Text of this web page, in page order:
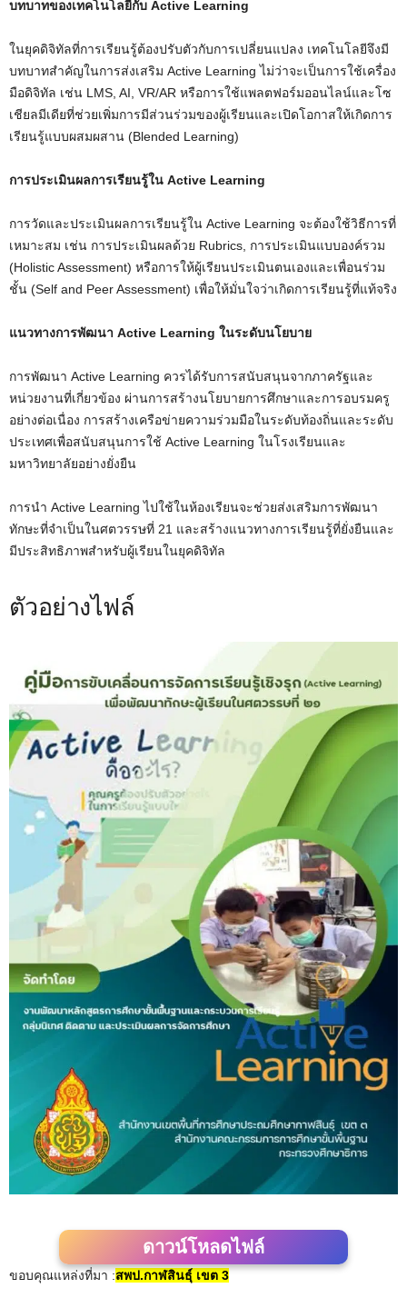
บทบาทของเทคโนโลยีกับ Active Learning
ในยุคดิจิทัลที่การเรียนรู้ต้องปรับตัวกับการเปลี่ยนแปลง เทคโนโลยีจึงมี
บทบาทสำคัญในการส่งเสริม Active Learning ไม่ว่าจะเป็นการใช้เครื่อง
มือดิจิทัล เช่น LMS, AI, VR/AR หรือการใช้แพลตฟอร์มออนไลน์และโซ
เชียลมีเดียที่ช่วยเพิ่มการมีส่วนร่วมของผู้เรียนและเปิดโอกาสให้เกิดการ
เรียนรู้แบบผสมผสาน (Blended Learning)
การประเมินผลการเรียนรู้ใน Active Learning
การวัดและประเมินผลการเรียนรู้ใน Active Learning จะต้องใช้วิธีการที่
เหมาะสม เช่น การประเมินผลด้วย Rubrics, การประเมินแบบองค์รวม
(Holistic Assessment) หรือการให้ผู้เรียนประเมินตนเองและเพื่อนร่วม
ชั้น (Self and Peer Assessment) เพื่อให้มั่นใจว่าเกิดการเรียนรู้ที่แท้จริง
แนวทางการพัฒนา Active Learning ในระดับนโยบาย
การพัฒนา Active Learning ควรได้รับการสนับสนุนจากภาครัฐและ
หน่วยงานที่เกี่ยวข้อง ผ่านการสร้างนโยบายการศึกษาและการอบรมครู
อย่างต่อเนื่อง การสร้างเครือข่ายความร่วมมือในระดับท้องถิ่นและระดับ
ประเทศเพื่อสนับสนุนการใช้ Active Learning ในโรงเรียนและ
มหาวิทยาลัยอย่างยั่งยืน
การนำ Active Learning ไปใช้ในห้องเรียนจะช่วยส่งเสริมการพัฒนา
ทักษะที่จำเป็นในศตวรรษที่ 21 และสร้างแนวทางการเรียนรู้ที่ยั่งยืนและ
มีประสิทธิภาพสำหรับผู้เรียนในยุคดิจิทัล
ตัวอย่างไฟล์
ดาวน์โหลดไฟล์
ขอบคุณแหล่งที่มา :สพป.กาฬสินธุ์ เขต 3